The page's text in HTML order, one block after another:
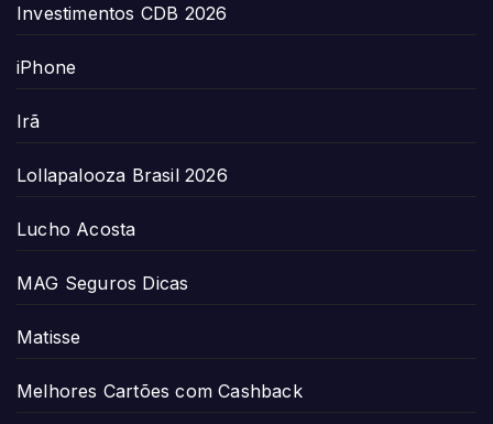
Investimentos CDB 2026
iPhone
Irã
Lollapalooza Brasil 2026
Lucho Acosta
MAG Seguros Dicas
Matisse
Melhores Cartões com Cashback